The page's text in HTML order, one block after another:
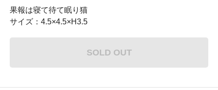
果報は寝て待て眠り猫
サイズ：4.5×4.5×H3.5
SOLD OUT